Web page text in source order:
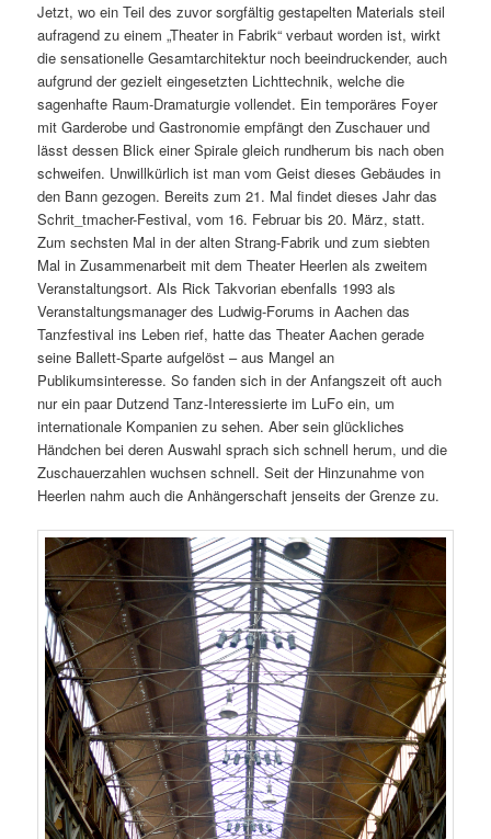
Jetzt, wo ein Teil des zuvor sorgfältig gestapelten Materials steil
aufragend zu einem „Theater in Fabrik“ verbaut worden ist, wirkt
die sensationelle Gesamtarchitektur noch beeindruckender, auch
aufgrund der gezielt eingesetzten Lichttechnik, welche die
sagenhafte Raum-Dramaturgie vollendet. Ein temporäres Foyer
mit Garderobe und Gastronomie empfängt den Zuschauer und
lässt dessen Blick einer Spirale gleich rundherum bis nach oben
schweifen. Unwillkürlich ist man vom Geist dieses Gebäudes in
den Bann gezogen. Bereits zum 21. Mal findet dieses Jahr das
Schrit_tmacher-Festival, vom 16. Februar bis 20. März, statt.
Zum sechsten Mal in der alten Strang-Fabrik und zum siebten
Mal in Zusammenarbeit mit dem Theater Heerlen als zweitem
Veranstaltungsort. Als Rick Takvorian ebenfalls 1993 als
Veranstaltungsmanager des Ludwig-Forums in Aachen das
Tanzfestival ins Leben rief, hatte das Theater Aachen gerade
seine Ballett-Sparte aufgelöst – aus Mangel an
Publikumsinteresse. So fanden sich in der Anfangszeit oft auch
nur ein paar Dutzend Tanz-Interessierte im LuFo ein, um
internationale Kompanien zu sehen. Aber sein glückliches
Händchen bei deren Auswahl sprach sich schnell herum, und die
Zuschauerzahlen wuchsen schnell. Seit der Hinzunahme von
Heerlen nahm auch die Anhängerschaft jenseits der Grenze zu.